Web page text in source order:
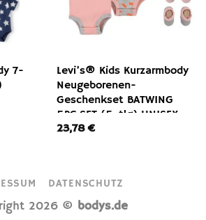
7-
Levi’s® Kids Kurzarmbody
Neugeborenen-
Geschenkset BATWING
5PC SET (5-tlg) UNISEX
23,78€
DATENSCHUTZ
2026 © bodys.de